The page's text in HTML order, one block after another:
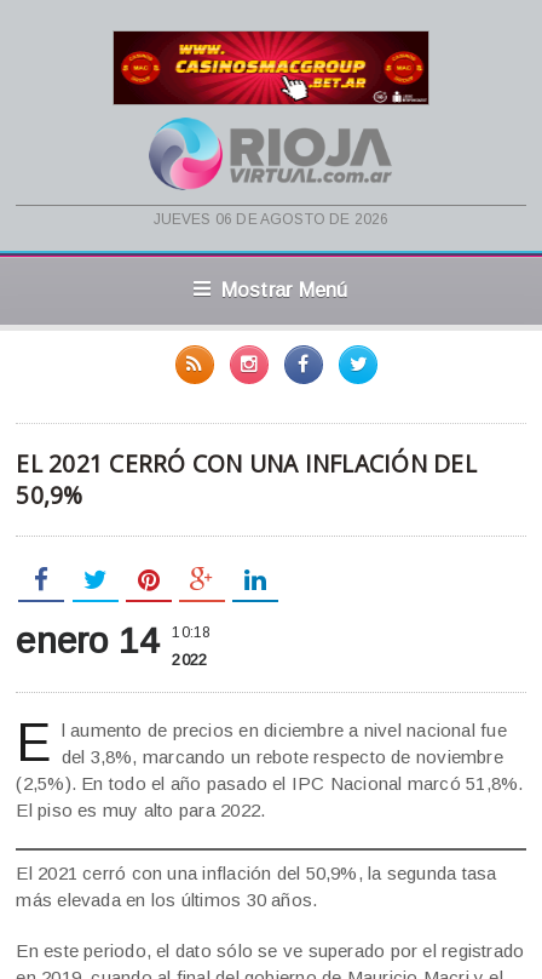
jueves 06 de agosto de 2026
Mostrar Menú
EL 2021 CERRÓ CON UNA INFLACIÓN DEL
50,9%
enero 14 10:18
2022
E l aumento de precios en diciembre a nivel nacional fue
del 3,8%, marcando un rebote respecto de noviembre
(2,5%). En todo el año pasado el IPC Nacional marcó 51,8%.
El piso es muy alto para 2022.
El 2021 cerró con una inflación del 50,9%, la segunda tasa
más elevada en los últimos 30 años.
En este periodo, el dato sólo se ve superado por el registrado